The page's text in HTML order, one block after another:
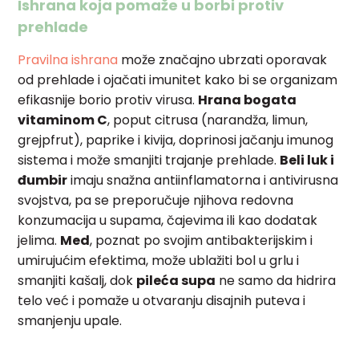
Ishrana koja pomaže u borbi protiv
prehlade
Pravilna ishrana može značajno ubrzati oporavak
od prehlade i ojačati imunitet kako bi se organizam
efikasnije borio protiv virusa. Hrana bogata
vitaminom C, poput citrusa (narandža, limun,
grejpfrut), paprike i kivija, doprinosi jačanju imunog
sistema i može smanjiti trajanje prehlade. Beli luk i
đumbirimaju snažna antiinflamatorna i antivirusna
svojstva, pa se preporučuje njihova redovna
konzumacija u supama, čajevima ili kao dodatak
jelima. Med, poznat po svojim antibakterijskim i
umirujućim efektima, može ublažiti bol u grlu i
smanjiti kašalj, dok pileća supa ne samo da hidrira
telo već i pomaže u otvaranju disajnih puteva i
smanjenju upale.